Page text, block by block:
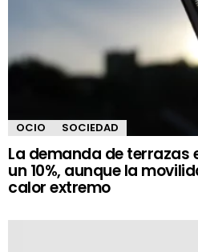
OCIO SOCIEDAD
La demanda de terrazas
un 10%, aunque la
calor extremo